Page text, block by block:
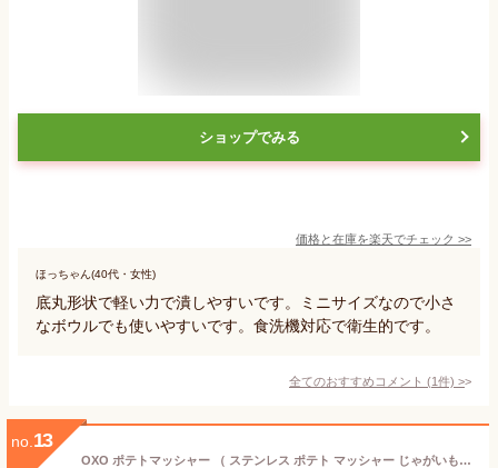
ショップでみる
価格と在庫を楽天でチェック >>
ほっちゃん(40代・女性)
底丸形状で軽い力で潰しやすいです。ミニサイズなので小さ
なボウルでも使いやすいです。食洗機対応で衛生的です。
全てのおすすめコメント (1件) >
no. 13
OXO ポテトマッシャー （ ステンレス ポテト マッシャー じゃがいも ジャガイモ つぶし器 いも イモ 芋 潰し つぶし 便利 ポテトサラダ マッシュポテト ）【3980円以上送料無料】